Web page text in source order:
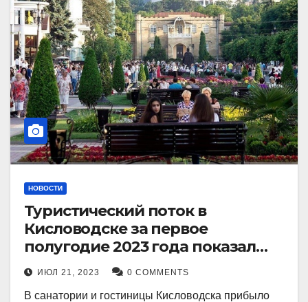
НОВОСТИ
Туристический поток в
Кисловодске за первое
полугодие 2023 года показал
рекордный рост в 21 процент.
ИЮЛ 21, 2023 0 COMMENTS
В санатории и гостиницы Кисловодска прибыло